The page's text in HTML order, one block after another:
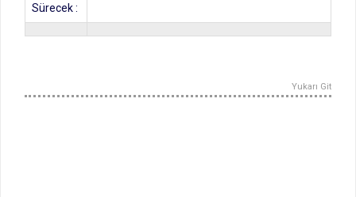
Sürecek :
Yukarı Git